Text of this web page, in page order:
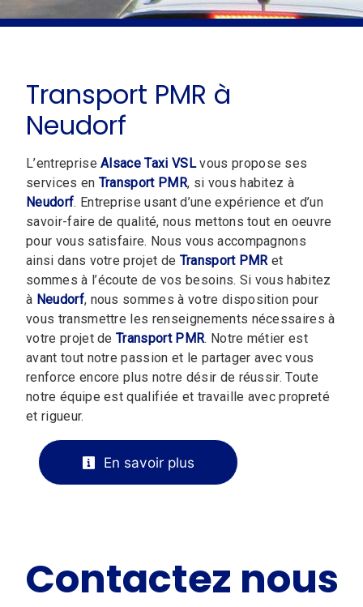
Transport PMR à
Neudorf
L’entrepriseAlsace Taxi VSLvous propose ses
services en Transport PMR, si vous habitez à
Neudorf. Entreprise usant d’une expérience et d’un
savoir-faire de qualité, nous mettons tout en oeuvre
pour vous satisfaire. Nous vous accompagnons
ainsi dans votre projet de Transport PMRet
sommes à l’écoute de vos besoins. Si vous habitez
à Neudorf, nous sommes à votre disposition pour
vous transmettre les renseignements nécessaires à
votre projet deTransport PMR. Notre métier est
avant tout notre passion et le partager avec vous
renforce encore plus notre désir de réussir. Toute
notre équipe est qualifiée et travaille avec propreté
et rigueur.
En savoir plus
Contactez nous